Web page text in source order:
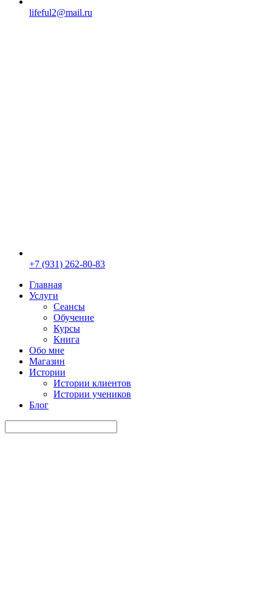
lifeful2@mail.ru
+7 (931) 262-80-83
Главная
Услуги
Сеансы
Обучение
Курсы
Книга
Обо мне
Магазин
Истории
Истории клиентов
Истории учеников
Блог